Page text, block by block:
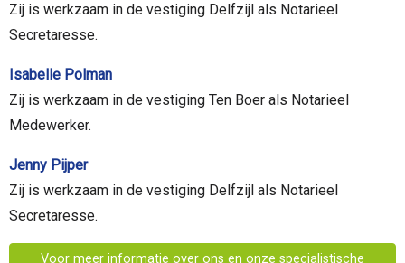
Zij is werkzaam in de vestiging Delfzijl als Notarieel
Secretaresse.
Isabelle Polman
Zij is werkzaam in de vestiging Ten Boer als Notarieel
Medewerker.
Jenny Pijper
Zij is werkzaam in de vestiging Delfzijl als Notarieel
Secretaresse.
Voor meer informatie over ons en onze specialistische